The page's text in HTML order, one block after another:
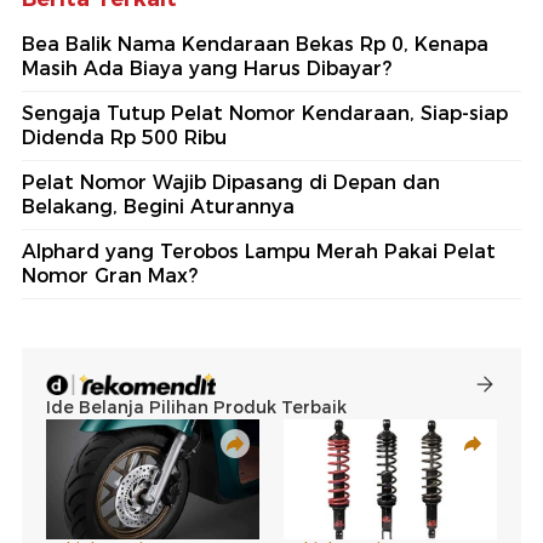
Bea Balik Nama Kendaraan Bekas Rp 0, Kenapa
Masih Ada Biaya yang Harus Dibayar?
Sengaja Tutup Pelat Nomor Kendaraan, Siap-siap
Didenda Rp 500 Ribu
Pelat Nomor Wajib Dipasang di Depan dan
Belakang, Begini Aturannya
Alphard yang Terobos Lampu Merah Pakai Pelat
Nomor Gran Max?